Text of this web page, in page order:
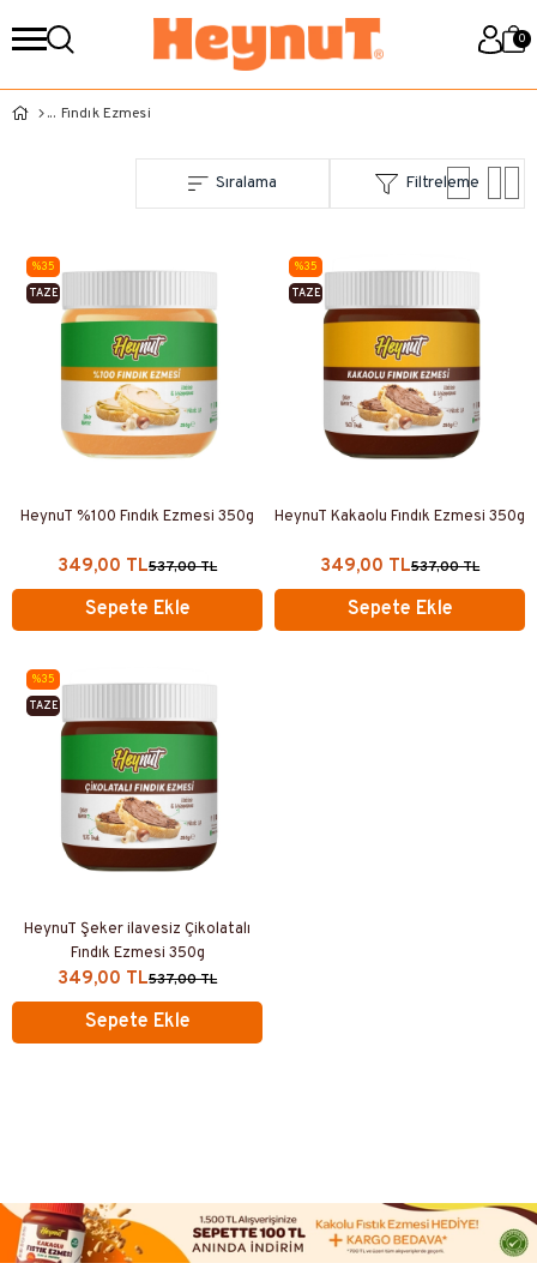
0
Fındık Ezmesi
Filtreleme
Sıralama
HeynuT %100 Fındık Ezmesi 350g
349,00 TL537,00 TL
Sepete Ekle
%35
TAZE
ÜRETIM
HeynuT Kakaolu Fındık Ezmesi 350g
349,00 TL537,00 TL
Sepete Ekle
%35
TAZE
ÜRETIM
HeynuT Şeker ilavesiz Çikolatalı
Fındık Ezmesi 350g
349,00 TL537,00 TL
Sepete Ekle
%35
TAZE
ÜRETIM